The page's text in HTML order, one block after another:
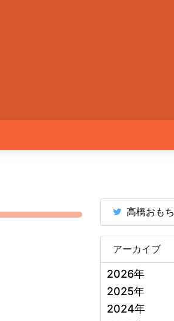
高橋おもち
アーカイブ
2026年
2025年
2024年